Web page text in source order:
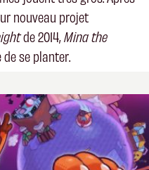
nouveau projet
de 2014,Mina the
se planter.